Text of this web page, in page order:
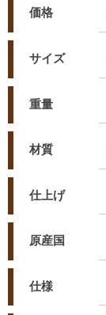
価格
サイズ
重量
材質
仕上げ
原産国
仕様